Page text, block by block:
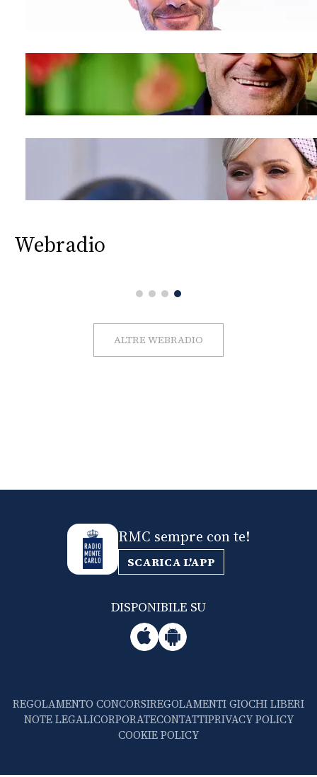
Webradio
ALTRE WEBRADIO
RMC sempre con te!
SCARICA L'APP
DISPONIBILE SU
REGOLAMENTO CONCORSIREGOLAMENTI GIOCHI LIBERI
NOTE LEGALICORPORATECONTATTIPRIVACY POLICY
COOKIE POLICY